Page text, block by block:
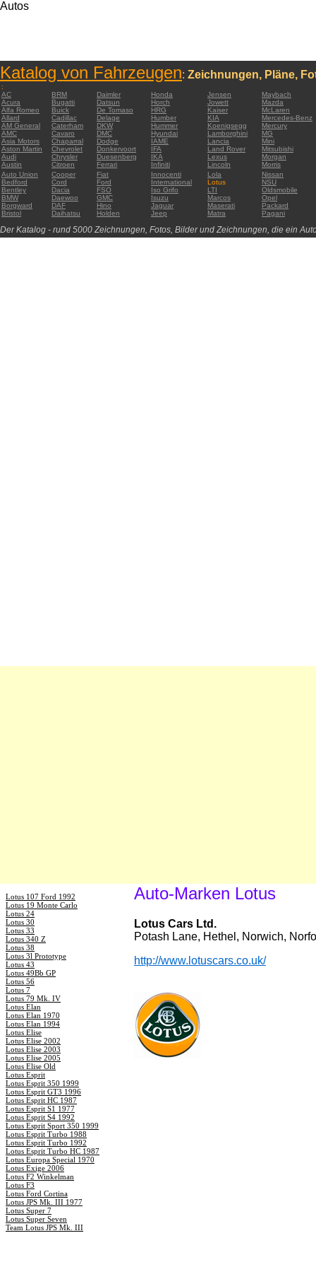
Autos
Katalog von Fahrzeugen: Zeichnungen, Pläne,
:
AC
BRM Daimler Honda Jensen
Maybach
Acura
Bugatti Datsun Horch Jowett
Mazda
Alfa Romeo
Buick De Tomaso HRG Kaiser
McLaren
Allard
Cadillac Delage Humber KIA
Mercedes-Benz
AM General
Caterham DKW Hummer Koenigsegg
Mercury
AMC
Cavaro DMC Hyundai Lamborghini
MG
Asia Motors
Chaparral Dodge IAME Lancia
Mini
Aston Martin
Chevrolet Donkervoort IFA Land Rover
Mitsubishi
Audi
Chrysler Duesenberg IKA Lexus
Morgan
Austin
Citroen Ferrari Infiniti Lincoln
Morris
Auto Union
Cooper Fiat Innocenti Lola
Nissan
Bedford
Cord Ford International Lotus
NSU
Bentley
Dacia FSO Iso Grifo LTI
Oldsmobile
BMW
Daewoo GMC Isuzu Marcos
Opel
Borgward
DAF Hino Jaguar Maserati
Packard
Bristol
Daihatsu Holden Jeep Matra Pagani
Der Katalog - rund 5000 Zeichnungen, Fotos, Bilder und Zeichnungen, die ein
Lotus 107 Ford 1992
Lotus 19 Monte Carlo
Lotus 24
Lotus 30
Lotus 33
Lotus 340 Z
Lotus 38
Lotus 3l Prototype
Lotus 43
Lotus 49Bb GP
Lotus 56
Lotus 7
Lotus 79 Mk. IV
Lotus Elan
Lotus Elan 1970
Lotus Elan 1994
Lotus Elise
Lotus Elise 2002
Lotus Elise 2003
Lotus Elise 2005
Lotus Elise Old
Lotus Esprit
Lotus Esprit 350 1999
Lotus Esprit GT3 1996
Lotus Esprit HC 1987
Lotus Esprit S1 1977
Lotus Esprit S4 1992
Lotus Esprit Sport 350 1999
Lotus Esprit Turbo 1988
Lotus Esprit Turbo 1992
Lotus Esprit Turbo HC 1987
Lotus Europa Special 1970
Lotus Exige 2006
Lotus F2 Winkelman
Lotus F3
Lotus Ford Cortina
Lotus JPS Mk. III 1977
Lotus Super 7
Lotus Super Seven
Team Lotus JPS Mk. III
Auto-Marken Lotus
Lotus Cars Ltd.
Potash Lane, Hethel, Norwich,
http://www.lotuscars.co.uk/